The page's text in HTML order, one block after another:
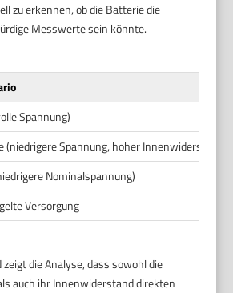
zu erkennen, ob die Batterie die
Messwerte sein könnte.
Spannung)
Spannung, hoher Innenwiderstand)
Nominalspannung)
Versorgung
die Analyse, dass sowohl die
auch ihr Innenwiderstand direkten